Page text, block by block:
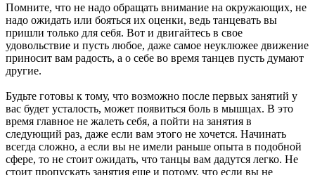
Помните, что не надо обращать внимание на окружающих, не
надо ожидать или бояться их оценки, ведь танцевать вы
пришли только для себя. Вот и двигайтесь в свое
удовольствие и пусть любое, даже самое неуклюжее движение
приносит вам радость, а о себе во время танцев пусть думают
другие.
Будьте готовы к тому, что возможно после первых занятий у
вас будет усталость, может появиться боль в мышцах. В это
время главное не жалеть себя, а пойти на занятия в
следующий раз, даже если вам этого не хочется. Начинать
всегда сложно, а если вы не имели раньше опыта в подобной
сфере, то не стоит ожидать, что танцы вам дадутся легко. Не
стоит пропускать занятия еще и потому, что если вы не